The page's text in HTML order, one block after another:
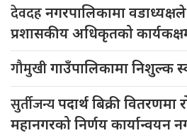
देवदहनगरपालिकामा
प्रशासकीय अधिकृतको
गौमुखीगाउँपालिकामा निशुल्क
सुर्तीजन्यपदार्थ बिक्री
महानगरको निर्णय कार्यान्वयन